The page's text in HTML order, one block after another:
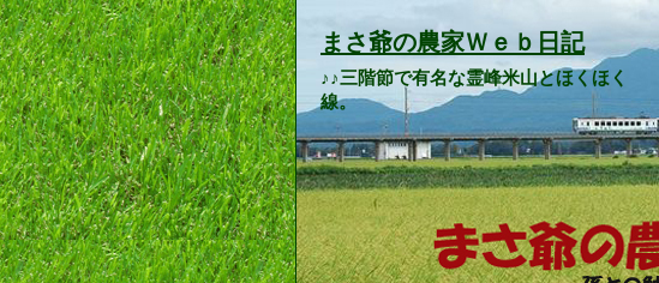
まさ爺の農家Ｗｅｂ日記
♪♪三階節で有名な霊峰米山とほくほく
線。